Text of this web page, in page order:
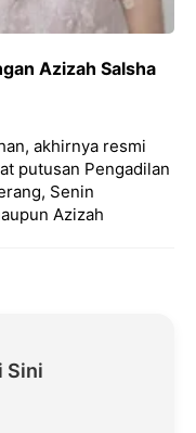
Azizah Salsha
akhirnya resmi
putusan Pengadilan
Senin
Azizah
Sini